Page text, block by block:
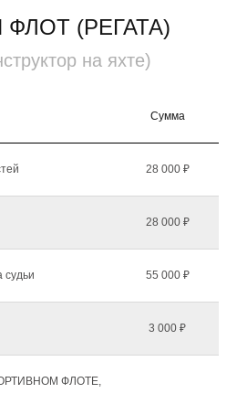
(РЕГАТА)
на яхте)
Сумма
28 000 ₽
28 000 ₽
судьи 55 000 ₽
3 000 ₽
ФЛОТЕ,